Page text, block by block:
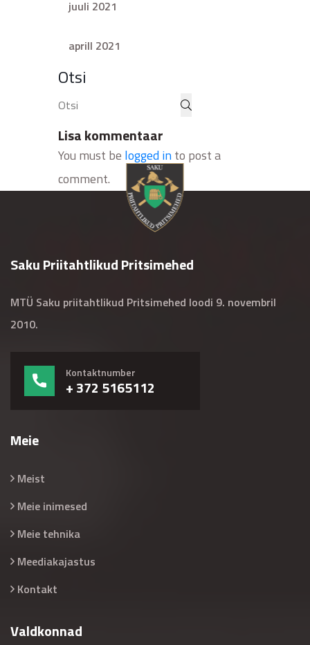
juuli 2021
aprill 2021
Otsi
Lisa kommentaar
You must be logged into post a
comment.
Saku Priitahtlikud Pritsimehed
MTÜ Saku priitahtlikud Pritsimehed loodi 9. novembril
2010.
Kontaktnumber
+ 372 5165112
Meie
Meist
Meie inimesed
Meie tehnika
Meediakajastus
Kontakt
Valdkonnad